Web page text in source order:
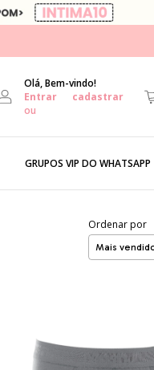
Olá, Bem-vindo!
Entrar
ou
cadastrar
GRUPOS VIP DO WHATSAPP
Ordenar por